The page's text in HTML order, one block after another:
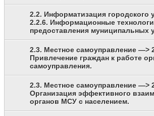
2.2. Информатизация городского
2.2.6. Информационные
предоставления муниципальных
2.3. Местное самоуправление —>
Привлечение граждан к работе
самоуправления.
2.3. Местное самоуправление —>
Организация эффективного
органов МСУ с населением.